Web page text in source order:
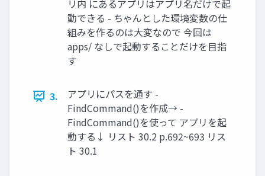
リ内 にあるアプリはアプリ名だけで起
動できる - ちゃんとした環境変数の仕
組みを作るのは大変なので 今回は
apps/ なしで起動することだけを目指
す
3.
アプリにパスを通す -
FindCommand()を作成→ -
FindCommand()を使って アプリを起
動する↓ リスト 30.2 p.692~693 リス
ト 30.1